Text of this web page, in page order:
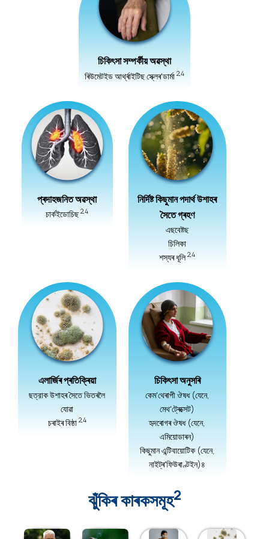
চিকিৎসা সম্পৰ্কীয় অৱস্থা
ৰিউমেটইড আৰ্থ্ৰাইটিছ স্ক্লেৰ'ডাৰ্মা 2,4
প্ৰদাহজনিত অৱস্থা
চাৰ্কইডোচিছ2,4
নিৰ্দিষ্ট কিছুমান পদাৰ্থ উশাহৰ
সৈতে গ্ৰহণ
এছবেষ্টছ
চিলিকা
শস্যৰ ধূলি2,4
এলার্জিৰ প্ৰতিক্ৰিয়া
ছত্রাক উশাহৰ সৈতে ভিতৰলৈ
যোৱা
চৰাইৰ বিষ্ঠা 2,4
চিকিৎসা অনুসৰি
কেম'থেৰাপী ঔষধ (যেনে,
মেথ'ট্ৰেক্সেট)
হৃদৰোগৰ ঔষধ (যেনে,
এমিয়োডাৰন)
কিছুমান এন্টিবায়োটিক (যেনে,
নাইট্ৰ'ফিউৰাণ্টইন)৪
ঝুঁকিৰ কাৰকসমূহ2